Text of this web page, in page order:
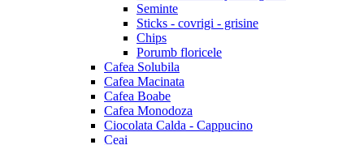
Seminte
Sticks - covrigi - grisine
Chips
Porumb floricele
Cafea Solubila
Cafea Macinata
Cafea Boabe
Cafea Monodoza
Ciocolata Calda - Cappucino
Ceai